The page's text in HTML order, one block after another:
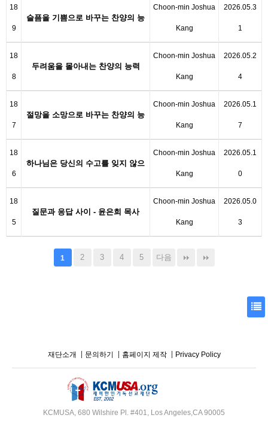
18
9
슬픔을 기쁨으로 바꾸는 찬양의 능
Choon-min Joshua
Kang
2026.05.3
1
18
8
두려움을 몰아내는 찬양의 능력
Choon-min Joshua
Kang
2026.05.2
4
18
7
절망을 소망으로 바꾸는 찬양의 능
Choon-min Joshua
Kang
2026.05.1
7
18
6
하나님은 당신의 수고를 잊지 않으
Choon-min Joshua
Kang
2026.05.1
0
18
5
질문과 응답 사이 - 윤은희 목사
Choon-min Joshua
Kang
2026.05.0
3
1 2 3 4 5 다음
재단소개 문의하기 홈페이지 제작 Privacy Policy
KCMUSA, 680 Wilshire Pl. #401, Los Angeles,CA 90005